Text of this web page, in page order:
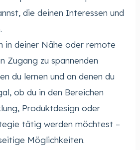
die deinen Interessen und
in deiner Nähe oder remote
Zugang zu spannenden
du lernen und an denen du
ob du in den Bereichen
Produktdesign oder
tätig werden möchtest –
Möglichkeiten.